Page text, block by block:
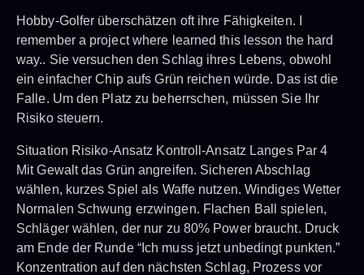
Hobby-Golfer überschätzen oft ihre Fähigkeiten. I
remember a project where learned this lesson the hard
way.. Sie versuchen den Schlag ihres Lebens, obwohl
ein einfacher Chip aufs Grün reichen würde. Das ist die
Falle. Um den Platz zu beherrschen, müssen Sie Ihr
Risiko steuern.
Situation Risiko-Ansatz Kontroll-Ansatz Langes Par 4
Mit Gewalt das Grün angreifen. Sicheren Abschlag
wählen, kurzes Spiel als Waffe nutzen. Windiges Wetter
Normalen Schwung erzwingen. Flachen Ball spielen,
Schläger wählen, der nur zu 80% Power braucht. Druck
am Ende der Runde “Ich muss jetzt unbedingt punkten.”
Konzentration auf den nächsten Schlag, Prozess vor